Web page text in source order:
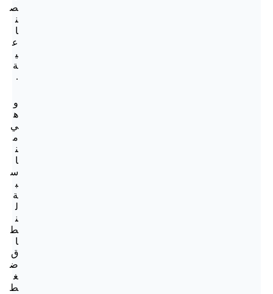
ص
ن
ا
ع
ي
ة
.
و
ه
ي
م
ن
ا
س
ب
ة
ل
ن
ط
ا
ق
ض
غ
ط